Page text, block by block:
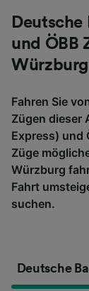
und ÖBB
Würzburg
Fahren Sie
Zügen dieser
Express) und
Züge
Würzburg
Fahrt
suchen.
Deutsche